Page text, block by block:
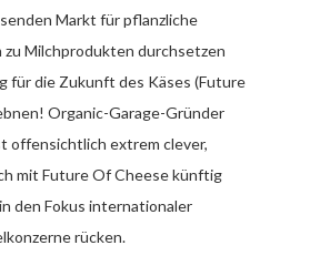
Markt für pflanzliche
Milchprodukten durchsetzen
für die Zukunft des Käses (Future
Organic-Garage-Gründer
offensichtlich extrem clever,
mit Future Of Cheese künftig
den Fokus internationaler
rücken.